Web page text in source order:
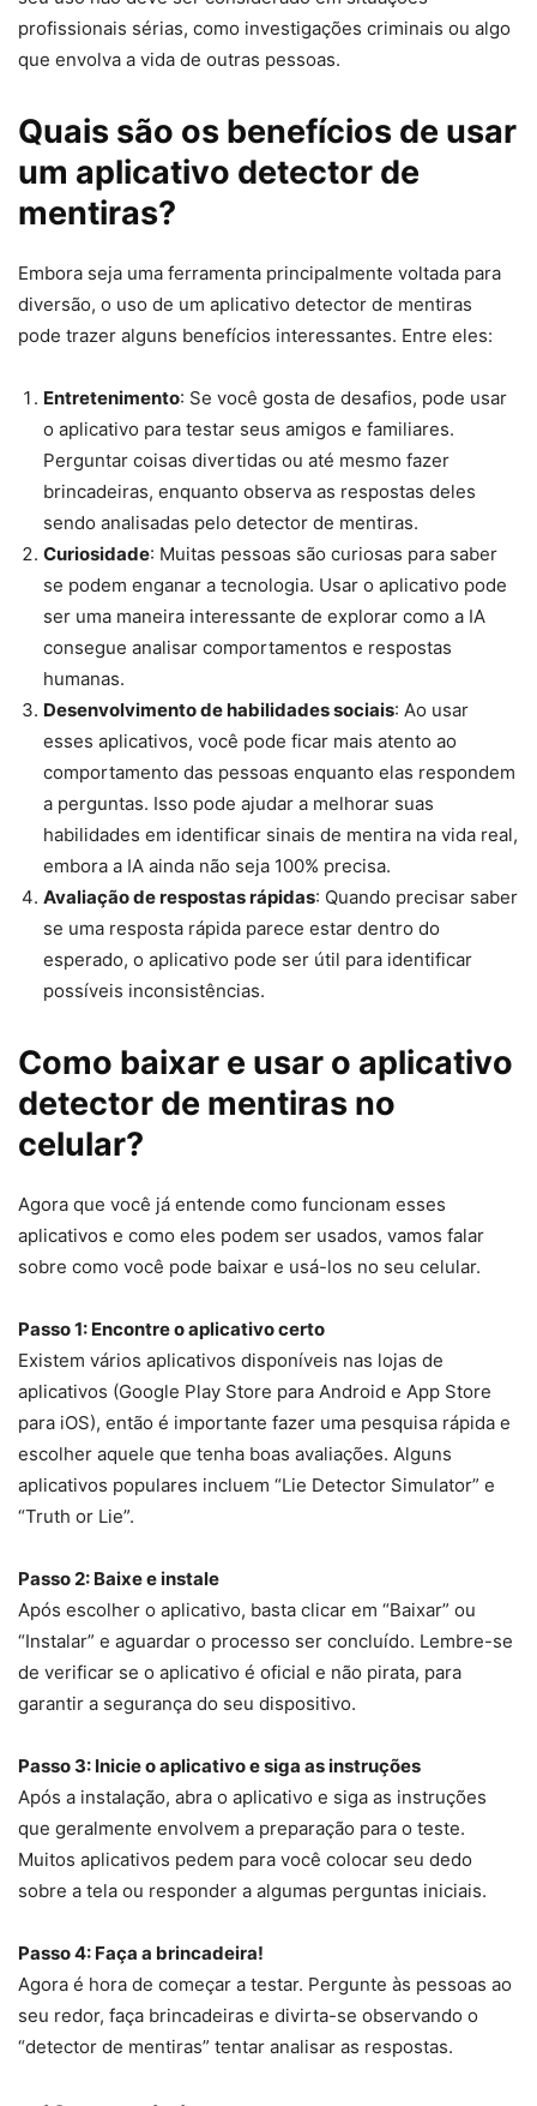
profissionais sérias, como investigações criminais ou algo
que envolva a vida de outras pessoas.
Quais são os benefícios de usar
um aplicativo detector de
mentiras?
Embora seja uma ferramenta principalmente voltada para
diversão, o uso de um aplicativo detector de mentiras
pode trazer alguns benefícios interessantes. Entre eles:
Entretenimento: Se você gosta de desafios, pode usar
o aplicativo para testar seus amigos e familiares.
Perguntar coisas divertidas ou até mesmo fazer
brincadeiras, enquanto observa as respostas deles
sendo analisadas pelo detector de mentiras.
Curiosidade: Muitas pessoas são curiosas para saber
se podem enganar a tecnologia. Usar o aplicativo pode
ser uma maneira interessante de explorar como a IA
consegue analisar comportamentos e respostas
humanas.
Desenvolvimento de habilidades sociais: Ao usar
esses aplicativos, você pode ficar mais atento ao
comportamento das pessoas enquanto elas respondem
a perguntas. Isso pode ajudar a melhorar suas
habilidades em identificar sinais de mentira na vida real,
embora a IA ainda não seja 100% precisa.
Avaliação de respostas rápidas: Quando precisar saber
se uma resposta rápida parece estar dentro do
esperado, o aplicativo pode ser útil para identificar
possíveis inconsistências.
Como baixar e usar o aplicativo
detector de mentiras no
celular?
Agora que você já entende como funcionam esses
aplicativos e como eles podem ser usados, vamos falar
sobre como você pode baixar e usá-los no seu celular.
Passo 1: Encontre o aplicativo certo
Existem vários aplicativos disponíveis nas lojas de
aplicativos (Google Play Store para Android e App Store
para iOS), então é importante fazer uma pesquisa rápida e
escolher aquele que tenha boas avaliações. Alguns
aplicativos populares incluem “Lie Detector Simulator” e
“Truth or Lie”.
Passo 2: Baixe e instale
Após escolher o aplicativo, basta clicar em “Baixar” ou
“Instalar” e aguardar o processo ser concluído. Lembre-se
de verificar se o aplicativo é oficial e não pirata, para
garantir a segurança do seu dispositivo.
Passo 3: Inicie o aplicativo e siga as instruções
Após a instalação, abra o aplicativo e siga as instruções
que geralmente envolvem a preparação para o teste.
Muitos aplicativos pedem para você colocar seu dedo
sobre a tela ou responder a algumas perguntas iniciais.
Passo 4: Faça a brincadeira!
Agora é hora de começar a testar. Pergunte às pessoas ao
seu redor, faça brincadeiras e divirta-se observando o
“detector de mentiras” tentar analisar as respostas.